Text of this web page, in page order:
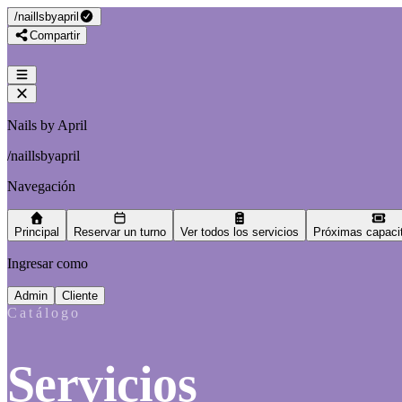
/naillsbyapril
Compartir
Nails by April
/naillsbyapril
Navegación
Principal Reservar un turno Ver todos los servicios Próximas
Ingresar como
Admin Cliente
Catálogo
Servicios